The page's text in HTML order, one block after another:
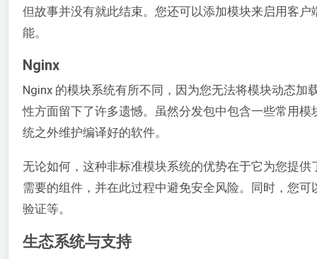
但故事并没有就此结束。您还可以添加模块来启用客
能。
Nginx
Nginx 的模块系统有所不同，因为您无法将模块动态
性方面留下了许多遗憾。虽然分发包中包含一些常用
统之外维护编译好的软件。
无论如何，这种非标准模块系统的优势在于它为您提
需要的组件，并在此过程中避免安全风险。同时，您
验证等。
生态系统与支持